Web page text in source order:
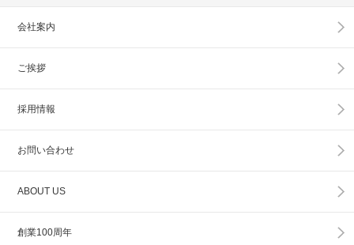
会社案内
ご挨拶
採用情報
お問い合わせ
ABOUT US
創業100周年